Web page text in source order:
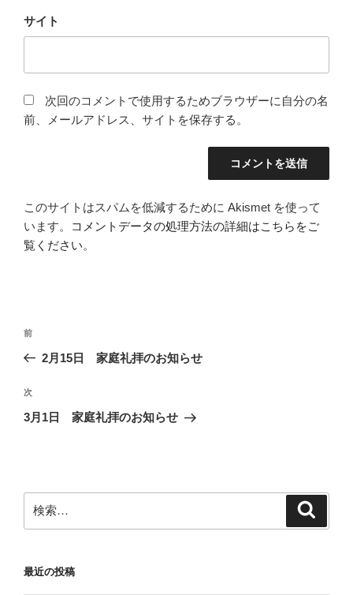
サイト
次回のコメントで使用するためブラウザーに自分の名
前、メールアドレス、サイトを保存する。
このサイトはスパムを低減するために Akismet を使って
います。
コメントデータの処理方法の詳細はこちらをご
覧ください。
投
ビ
ゲ
ン
前
の
稿
前
2月15日 家庭礼拝のお知らせ
次
の
次
3月1日 家庭礼拝のお知らせ
索:
最近の投稿